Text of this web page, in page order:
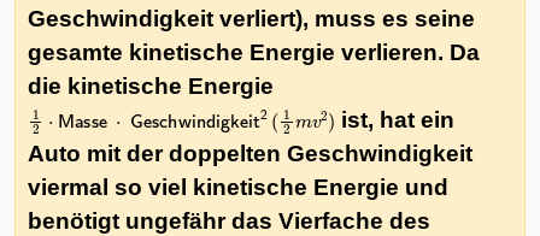
Geschwindigkeit verliert), muss es seine
gesamte kinetische Energie verlieren. Da
die kinetische Energie
12⋅ Masse ⋅ Geschwindigkeit 1
ist, hat ein
Auto mit der doppelten Geschwindigkeit
viermal so viel kinetische Energie und
benötigt ungefähr das Vierfache des